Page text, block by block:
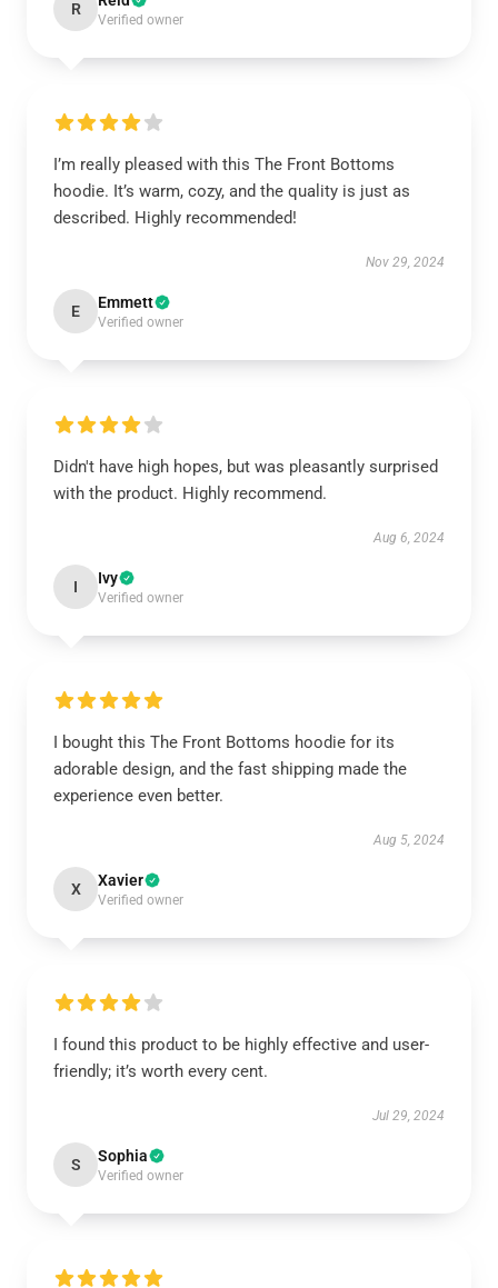
R
Verified owner
I’m really pleased with this The Front Bottoms
hoodie. It’s warm, cozy, and the quality is just as
described. Highly recommended!
Nov 29, 2024
E Emmett
Verified owner
Didn't have high hopes, but was pleasantly surprised
with the product. Highly recommend.
Aug 6, 2024
I Ivy
Verified owner
I bought this The Front Bottoms hoodie for its
adorable design, and the fast shipping made the
experience even better.
Aug 5, 2024
X Xavier
Verified owner
I found this product to be highly effective and user-
friendly; it’s worth every cent.
Jul 29, 2024
S Sophia
Verified owner